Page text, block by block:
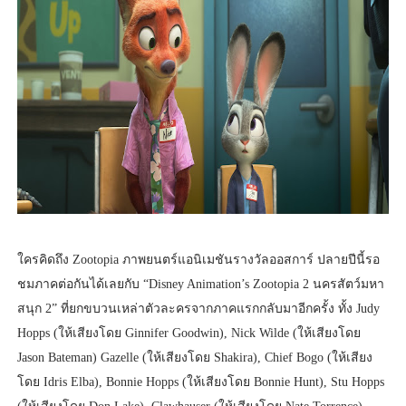
ใครคิดถึง Zootopia ภาพยนตร์แอนิเมชันรางวัลออสการ์ ปลายปีนี้รอ
ชมภาคต่อกันได้เลยกับ “Disney Animation’s Zootopia 2 นครสัตว์มหา
สนุก 2” ที่ยกขบวนเหล่าตัวละครจากภาคแรกกลับมาอีกครั้ง ทั้ง Judy
Hopps (ให้เสียงโดย Ginnifer Goodwin), Nick Wilde (ให้เสียงโดย
Jason Bateman) Gazelle (ให้เสียงโดย Shakira), Chief Bogo (ให้เสียง
โดย Idris Elba), Bonnie Hopps (ให้เสียงโดย Bonnie Hunt), Stu Hopps